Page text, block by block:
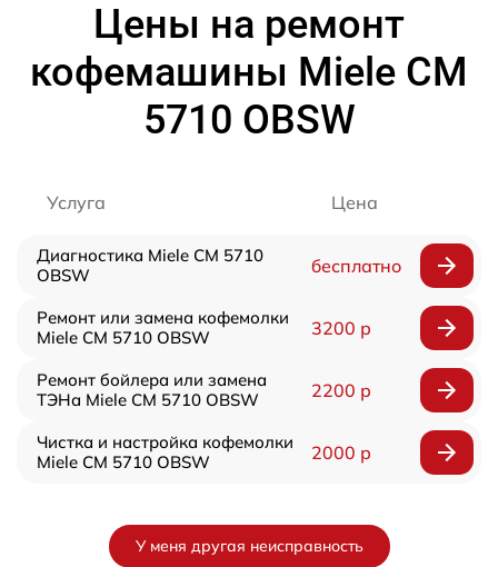
Цены на ремонт
кофемашины Miele CM
5710 OBSW
Услуга Цена
Диагностика Miele CM 5710
OBSW
бесплатно
Ремонт или замена кофемолки
Miele CM 5710 OBSW
3200 р
Ремонт бойлера или замена
ТЭНа Miele CM 5710 OBSW
2200 р
Чистка и настройка кофемолки
Miele CM 5710 OBSW
2000 р
У меня другая неисправность